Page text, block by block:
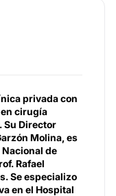
privada con
cirugía
Su Director
Molina, es
de
Rafael
Se especializo
en el Hospital